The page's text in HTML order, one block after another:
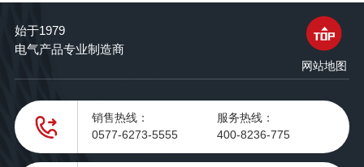
始于1979
电气产品专业制造商
网站地图
销售热线：
0577-6273-5555
服务热线：
400-8236-775